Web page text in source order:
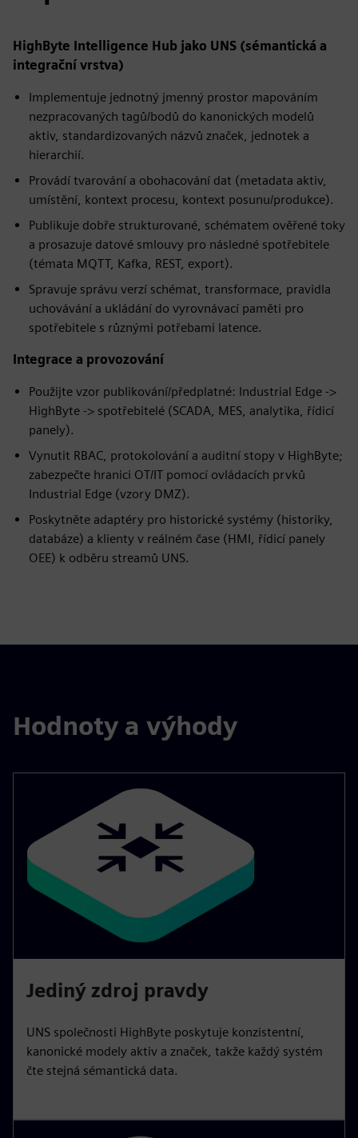
HighByte Intelligence Hub jako UNS (sémantická a
integrační vrstva)
Implementuje jednotný jmenný prostor mapováním
nezpracovaných tagů/bodů do kanonických modelů
aktiv, standardizovaných názvů značek, jednotek a
hierarchií.
Provádí tvarování a obohacování dat (metadata aktiv,
umístění, kontext procesu, kontext posunu/produkce).
Publikuje dobře strukturované, schématem ověřené toky
a prosazuje datové smlouvy pro následné spotřebitele
(témata MQTT, Kafka, REST, export).
Spravuje správu verzí schémat, transformace, pravidla
uchovávání a ukládání do vyrovnávací paměti pro
spotřebitele s různými potřebami latence.
Integrace a provozování
Použijte vzor publikování/předplatné: Industrial Edge ->
HighByte -> spotřebitelé (SCADA, MES, analytika, řídicí
panely).
Vynutit RBAC, protokolování a auditní stopy v HighByte;
zabezpečte hranici OT/IT pomocí ovládacích prvků
Industrial Edge (vzory DMZ).
Poskytněte adaptéry pro historické systémy (historiky,
databáze) a klienty v reálném čase (HMI, řídicí panely
OEE) k odběru streamů UNS.
Hodnoty a výhody
Jediný zdroj pravdy
UNS společnosti HighByte poskytuje konzistentní,
kanonické modely aktiv a značek, takže každý systém
čte stejná sémantická data.